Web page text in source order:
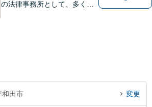
の法律事務所として、多くの
和田市 変更